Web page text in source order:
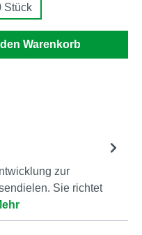
Stück
gewünschten
den Warenkorb
zur
Sie richtet